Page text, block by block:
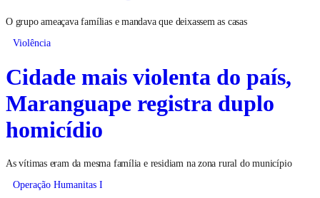
O grupo ameaçava famílias e mandava que deixassem as casas
Violência
Cidade mais violenta do país,
Maranguape registra duplo
homicídio
As vítimas eram da mesma família e residiam na zona rural do município
Operação Humanitas I